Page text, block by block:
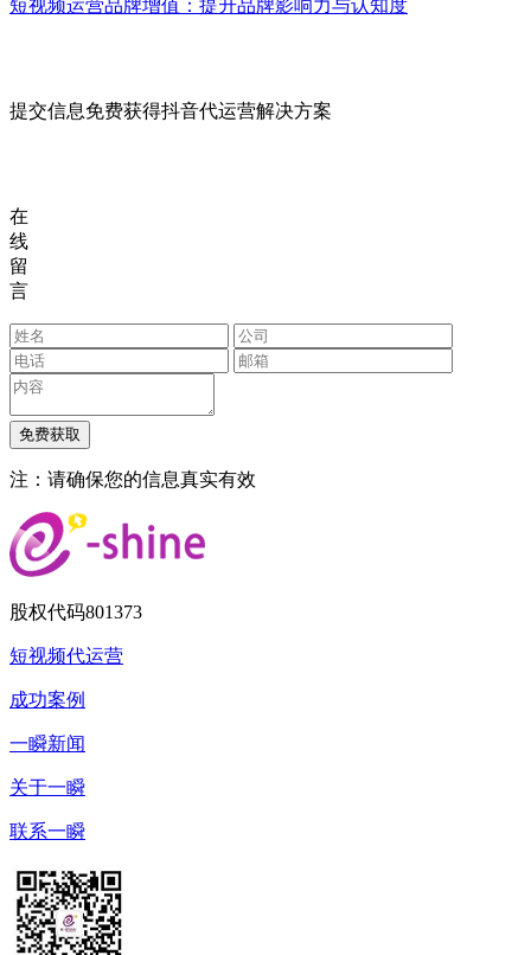
短视频运营品牌增值：提升品牌影响力与认知度
提交信息免费获得抖音代运营解决方案
在
线
留
言
注：请确保您的信息真实有效
股权代码801373
短视频代运营
成功案例
一瞬新闻
关于一瞬
联系一瞬